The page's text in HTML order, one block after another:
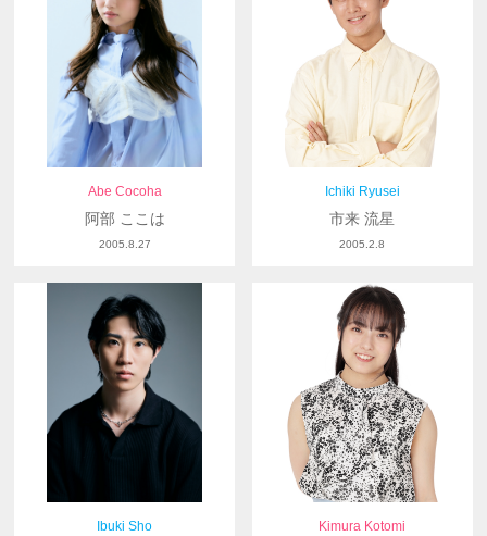
Abe Cocoha
阿部 ここは
2005.8.27
Ichiki Ryusei
市来 流星
2005.2.8
Ibuki Sho Kimura Kotomi